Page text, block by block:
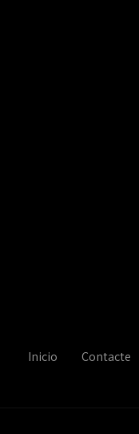
Inicio Contacte